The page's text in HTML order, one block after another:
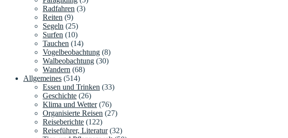
Radfahren (3)
Reiten (9)
Segeln (25)
Surfen (10)
Tauchen (14)
Vogelbeobachtung (8)
Walbeobachtung (30)
Wandern (68)
Allgemeines (514)
Essen und Trinken (33)
Geschichte (26)
Klima und Wetter(76)
Organisierte Reisen (27)
Reiseberichte (122)
Reiseführer, Literatur(32)